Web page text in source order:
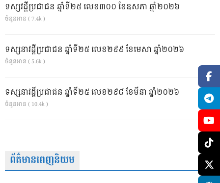
ទស្សវដ្តីប្រជាជន ឆ្នាំទី២៥ លេខ៣០០ ខែឧសភា ឆ្នាំ២០២៦
ចំនួនអាន ( 7.4k )
ទស្សនាវដ្ដីប្រជាជន ឆ្នាំទី២៥ លេខ២៩៩ ខែមេសា ឆ្នាំ២០២៦
ចំនួនអាន ( 5.6k )
ទស្សនាវដ្ដីប្រជាជន ឆ្នាំទី២៥ លេខ២៩៨ ខែមីនា ឆ្នាំ២០២៦
ចំនួនអាន ( 10.4k )
ព័ត៌មានពេញនិយម